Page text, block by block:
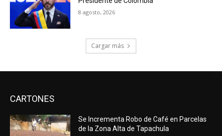
8 agosto, 2026
Cargar más
CARTONES
Se Incrementa Robo de Café en Parcelas
de la Zona Alta de Tapachula